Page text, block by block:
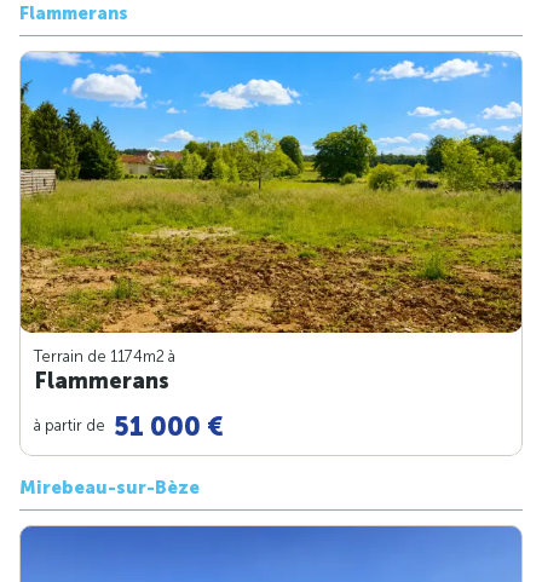
Flammerans
Terrain de 1174m2 à
Flammerans
à partir de 51 000 €
Mirebeau-sur-Bèze